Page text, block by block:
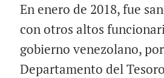
En enero de 2018, fue
con otros altos
gobierno venezolano,
Departamento del